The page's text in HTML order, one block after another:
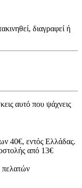
διαγραφεί ή
αυτό που ψάχνεις
40€, εντός Ελλάδας.
από 13€
πελατών